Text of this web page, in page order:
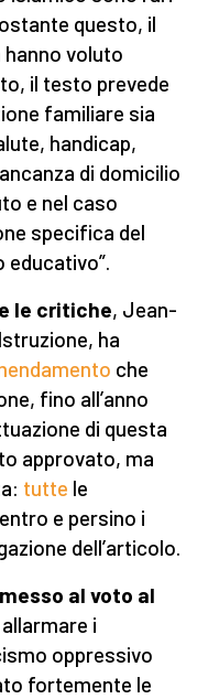
questo, il
hanno voluto
il testo prevede
familiare sia
handicap,
di domicilio
e nel caso
specifica del
le critiche, Jean-
ha
che
fino all’anno
di questa
approvato, ma
tutte le
e persino i
dell’articolo.
al voto al
i
oppressivo
fortemente le